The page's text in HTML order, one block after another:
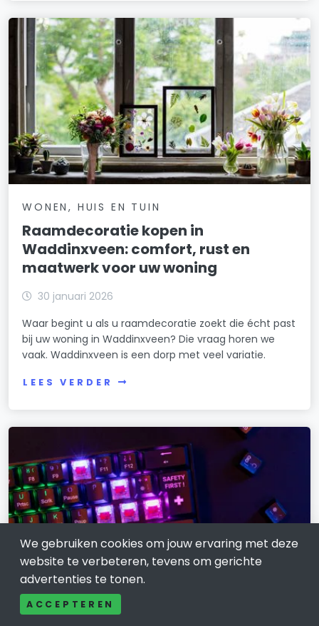
WONEN, HUIS EN TUIN
Raamdecoratie kopen in
Waddinxveen: comfort, rust en
maatwerk voor uw woning
30 januari 2026
Waar begint u als u raamdecoratie zoekt die écht past
bij uw woning in Waddinxveen? Die vraag horen we
vaak. Waddinxveen is een dorp met veel variatie.
LEES VERDER
ELEKTRONICA EN GADGETS
We gebruiken cookies om jouw ervaring met deze
website te verbeteren, tevens om gerichte
advertenties te tonen.
ACCEPTEREN